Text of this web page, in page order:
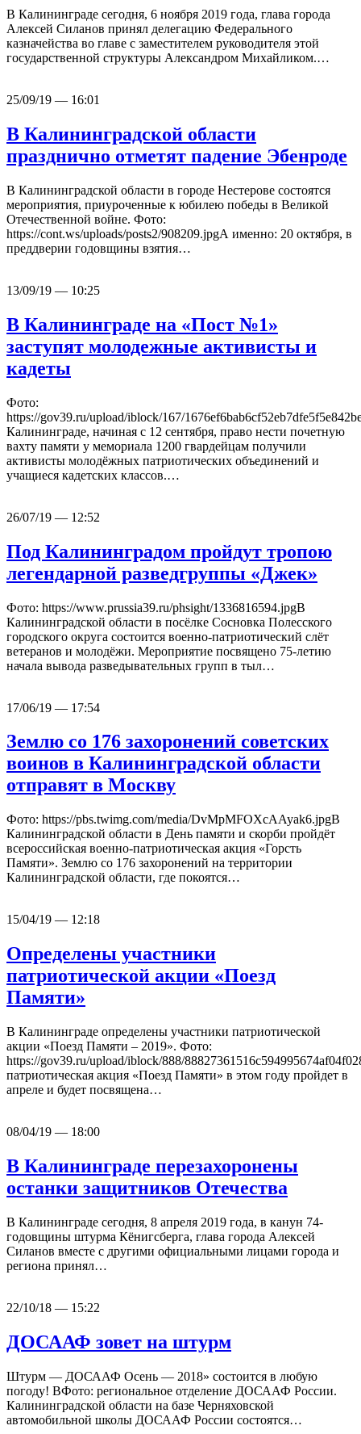
В Калининграде сегодня, 6 ноября 2019 года, глава города
Алексей Силанов принял делегацию Федерального
казначейства во главе с заместителем руководителя этой
государственной структуры Александром Михайликом.…
25/09/19 — 16:01
В Калининградской области
празднично отметят падение Эбенроде
В Калининградской области в городе Нестерове состоятся
мероприятия, приуроченные к юбилею победы в Великой
Отечественной войне. Фото:
https://cont.ws/uploads/posts2/908209.jpgА именно: 20 октября, в
преддверии годовщины взятия…
13/09/19 — 10:25
В Калининграде на «Пост №1»
заступят молодежные активисты и
кадеты
Фото:
https://gov39.ru/upload/iblock/167/
Калининграде, начиная с 12 сентября, право нести почетную
вахту памяти у мемориала 1200 гвардейцам получили
активисты молодёжных патриотических объединений и
учащиеся кадетских классов.…
26/07/19 — 12:52
Под Калининградом пройдут тропою
легендарной разведгруппы «Джек»
Фото: https://www.prussia39.ru/phsight/1336816594.jpgВ
Калининградской области в посёлке Сосновка Полесского
городского округа состоится военно-патриотический слёт
ветеранов и молодёжи. Мероприятие посвящено 75-летию
начала вывода разведывательных групп в тыл…
17/06/19 — 17:54
Землю со 176 захоронений советских
воинов в Калининградской области
отправят в Москву
Фото: https://pbs.twimg.com/media/DvMpMFOXcAAyak6.jpgВ
Калининградской области в День памяти и скорби пройдёт
всероссийская военно-патриотическая акция «Горсть
Памяти». Землю со 176 захоронений на территории
Калининградской области, где покоятся…
15/04/19 — 12:18
Определены участники
патриотической акции «Поезд
Памяти»
В Калининграде определены участники патриотической
акции «Поезд Памяти – 2019». Фото:
https://gov39.ru/upload/iblock/888/
патриотическая акция «Поезд Памяти» в этом году пройдет в
апреле и будет посвящена…
08/04/19 — 18:00
В Калининграде перезахоронены
останки защитников Отечества
В Калининграде сегодня, 8 апреля 2019 года, в канун 74-
годовщины штурма Кёнигсберга, глава города Алексей
Силанов вместе с другими официальными лицами города и
региона принял…
22/10/18 — 15:22
ДОСААФ зовет на штурм
Штурм — ДОСААФ Осень — 2018» состоится в любую
погоду! ВФото: региональное отделение ДОСААФ России.
Калининградской области на базе Черняховской
автомобильной школы ДОСААФ России состоятся…